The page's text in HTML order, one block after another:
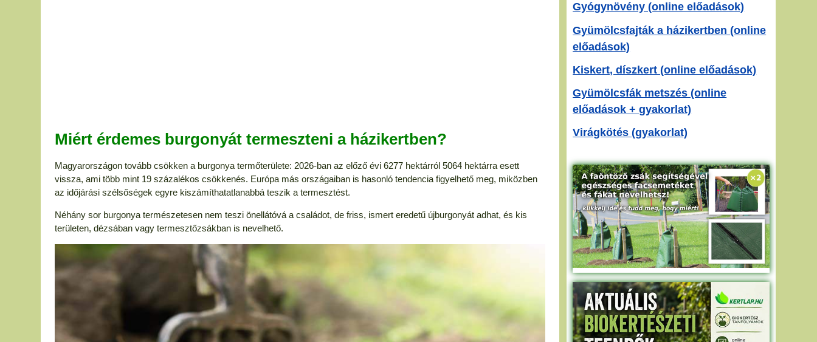
Miért érdemes burgonyát termeszteni a házikertben?
Magyarországon tovább csökken a burgonya termőterülete: 2026-ban az előző évi 6277 hektárról 5064 hektárra esett
vissza, ami több mint 19 százalékos csökkenés. Európa más országaiban is hasonló tendencia figyelhető meg, miközben
az időjárási szélsőségek egyre kiszámíthatatlanabbá teszik a termesztést.
Néhány sor burgonya természetesen nem teszi önellátóvá a családot, de friss, ismert eredetű újburgonyát adhat, és kis
területen, dézsában vagy termesztőzsákban is nevelhető.
Gyógynövény (online előadások)
Gyümölcsfajták a házikertben (online
előadások)
Kiskert, díszkert (online előadások)
Gyümölcsfák metszés (online
előadások + gyakorlat)
Virágkötés (gyakorlat)